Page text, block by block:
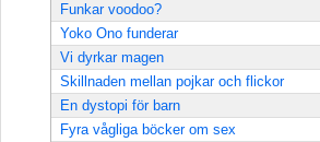
Funkar voodoo?
Yoko Ono funderar
Vi dyrkar magen
Skillnaden mellan pojkar och flickor
En dystopi för barn
Fyra vågliga böcker om sex